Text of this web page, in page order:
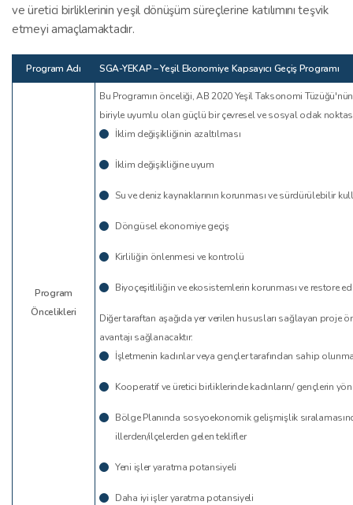
ve üretici birliklerinin yeşil dönüşüm süreçlerine katılımını teşvik
etmeyi amaçlamaktadır.
Program Adı SGA-YEKAP – Yeşil Ekonomiye Kapsayıcı Geçiş Programı
Program
Öncelikleri
Bu Programın önceliği, AB 2020 Yeşil Taksonomi
biriyle uyumlu olan güçlü bir çevresel ve sosyal odak
İklim değişikliğinin azaltılması
İklim değişikliğine uyum
Su ve deniz kaynaklarının korunması ve sürdürülebilir
Döngüsel ekonomiye geçiş
Kirliliğin önlenmesi ve kontrolü
Biyoçeşitliliğin ve ekosistemlerin korunması ve restore
Diğer taraftan aşağıda yer verilen hususları sağlayan proje
avantajı sağlanacaktır:
İşletmenin kadınlar veya gençler tarafından sahip
Kooperatif ve üretici birliklerinde kadınların/ gençlerin
Bölge Planında sosyoekonomik gelişmişlik
illerden/ilçelerden gelen teklifler
Yeni işler yaratma potansiyeli
Daha iyi işler yaratma potansiyeli